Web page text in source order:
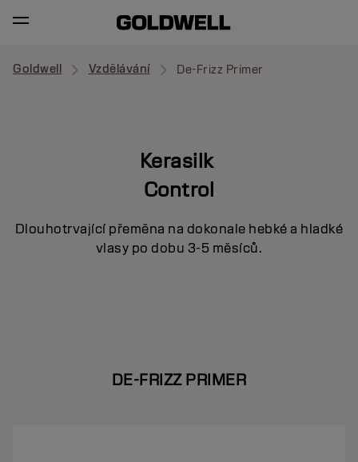
Goldwell Vzdělávání De-Frizz Primer
Kerasilk
Control
Dlouhotrvající přeměna na dokonale hebké a hladké
vlasy po dobu 3-5 měsíců.
DE-FRIZZ PRIMER